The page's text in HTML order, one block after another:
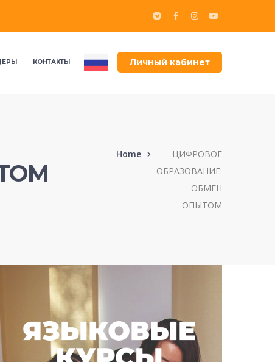
Личный кабинет
КОНТАКТЫ
Home
ЦИФРОВОЕ
ОБРАЗОВАНИЕ:
ОБМЕН
ОПЫТОМ